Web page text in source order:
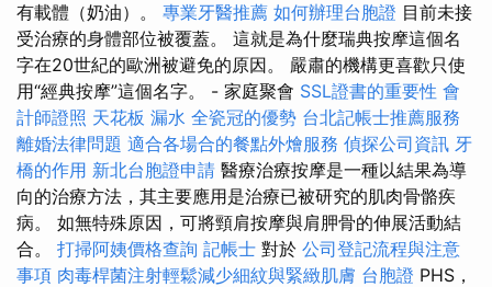
有載體（奶油）。 專業牙醫推薦 如何辦理台胞證 目前未接
受治療的身體部位被覆蓋。 這就是為什麼瑞典按摩這個名
字在20世紀的歐洲被避免的原因。 嚴肅的機構更喜歡只使
用“經典按摩”這個名字。 - 家庭聚會 SSL證書的重要性 會
計師證照 天花板 漏水 全瓷冠的優勢 台北記帳士推薦服務
離婚法律問題 適合各場合的餐點外燴服務 偵探公司資訊 牙
橋的作用 新北台胞證申請 醫療治療按摩是一種以結果為導
向的治療方法，其主要應用是治療已被研究的肌肉骨骼疾
病。 如無特殊原因，可將頸肩按摩與肩胛骨的伸展活動結
合。 打掃阿姨價格查詢 記帳士 對於 公司登記流程與注意
事項 肉毒桿菌注射輕鬆減少細紋與緊緻肌膚 台胞證 PHS，